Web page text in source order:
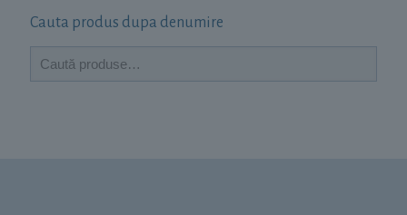
Cauta produs dupa denumire